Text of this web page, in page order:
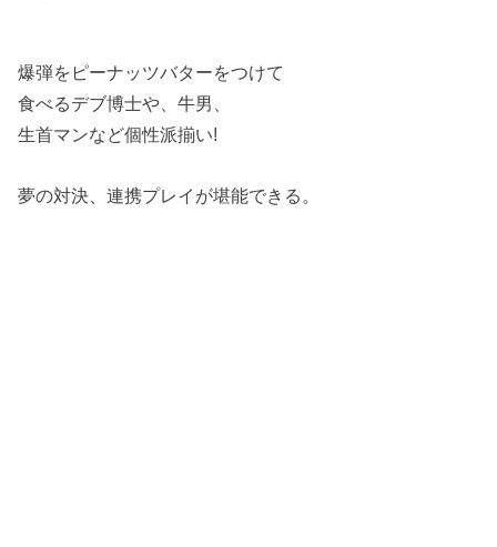
爆弾をピーナッツバターをつけて
食べるデブ博士や、牛男、
生首マンなど個性派揃い!
夢の対決、連携プレイが堪能できる。